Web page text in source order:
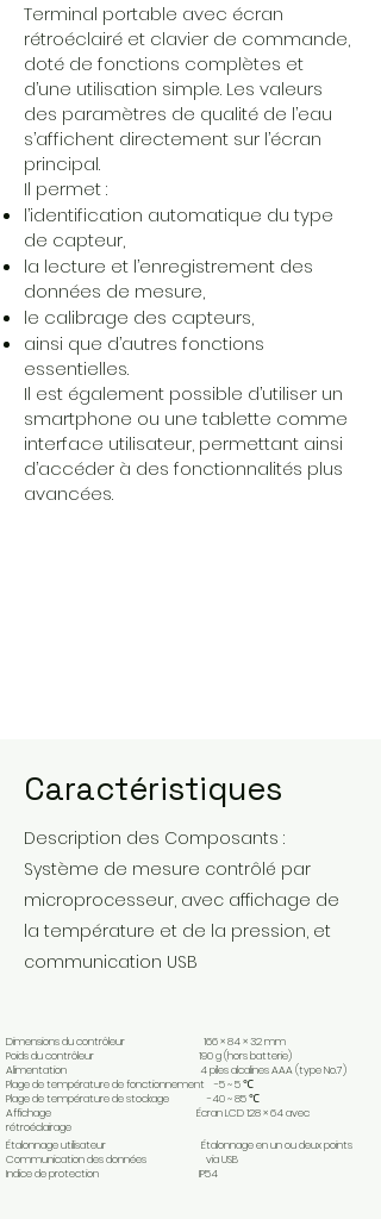
Terminal portable avec écran
rétroéclairé et clavier de commande,
doté de fonctions complètes et
d’une utilisation simple. Les valeurs
des paramètres de qualité de l’eau
s’affichent directement sur l’écran
principal.
Il permet :
l’identification automatique du type
de capteur,
la lecture et l’enregistrement des
données de mesure,
le calibrage des capteurs,
ainsi que d’autres fonctions
essentielles.
Il est également possible d’utiliser un
smartphone ou une tablette comme
interface utilisateur, permettant ainsi
d’accéder à des fonctionnalités plus
avancées.
Caractéristiques
Description des Composants :
Système de mesure contrôlé par
microprocesseur, avec affichage de
la température et de la pression, et
communication USB
Dimensions du contrôleur 166 × 84 × 32 mm
Poids du contrôleur 190 g (hors batterie)
Alimentation 4 piles alcalines AAA (type No.7)
Plage de température de fonctionnement -5 ~ 5 ℃
Plage de température de stockage -40 ~ 85 ℃
Affichage Écran LCD 128 × 64 avec
rétroéclairage
Étalonnage utilisateur Étalonnage en un ou deux points
Communication des données via USB
Indice de protection IP54